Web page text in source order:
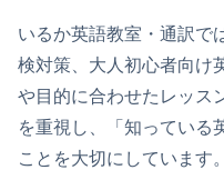
いるか英語教室・通訳で
検対策、大人初心者向け
や目的に合わせたレッス
を重視し、「知っている
ことを大切にしています。